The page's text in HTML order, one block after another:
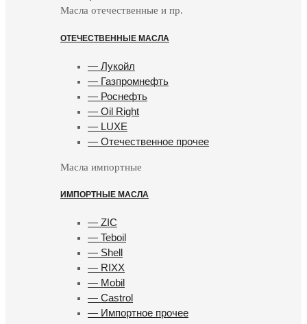
Масла отечественные и пр.
ОТЕЧЕСТВЕННЫЕ МАСЛА
— Лукойл
— Газпромнефть
— Роснефть
— Oil Right
— LUXE
— Отечественное прочее
Масла импортные
ИМПОРТНЫЕ МАСЛА
— ZIC
— Teboil
— Shell
— RIXX
— Mobil
— Castrol
— Импортное прочее